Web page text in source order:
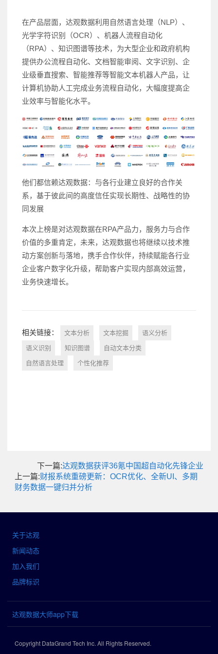
在产品层面，达观数据利用自然语言处理（NLP）、
光学字符识别（OCR）、机器人流程自动化
（RPA）、知识图谱等技术，为大型企业和政府机构
提供办公流程自动化、文档智能审阅、文字识别、企
业级垂直搜索、智能推荐等智能文本机器人产品，让
计算机协助人工完成业务流程自动化，大幅度提高企
业效率与智能化水平。
他们都信赖达观数据：与各行业建立良好的合作关
系，基于彼此间的高度信任实现长期性、战略性的协
同发展
本次上榜是对达观数据在RPA产品力，服务力与合作
价值的多重肯定，未来，达观数据也将继续以技术推
动方案创新与落地，携手合作伙伴，持续赋能各行业
企业客户数字化升级，帮助客户实现内部高效运营，
业务快速增长。
相关链接： 文本分析 文本挖掘 语义分析
语义识别 知识图谱 自动文本分类
自然语言处理 个性化推荐
下一篇:达观数据获评36氪中国超自动化先锋企业
上一篇:财报系统重磅更新：OCR优化、全新UI、多期
财务数据一键归并分析
关于达观
新闻动态
加入我们
品牌标识
达观数据大师app下载
Copyright DataGrand Tech Inc. All Rights Reserved.